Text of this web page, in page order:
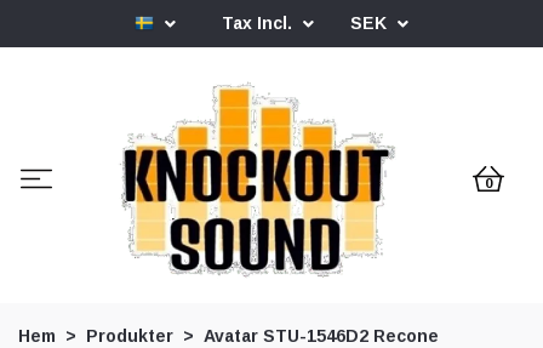
Tax Incl. SEK
0
Hem Produkter Avatar STU-1546D2 Recone